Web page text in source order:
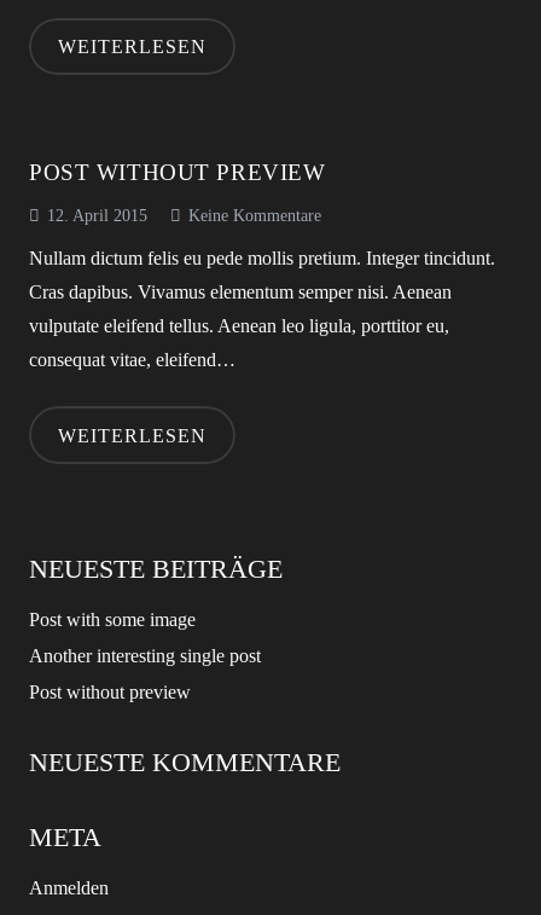
WEITERLESEN
POST WITHOUT PREVIEW
12. April 2015 Keine Kommentare
Nullam dictum felis eu pede mollis pretium. Integer tincidunt.
Cras dapibus. Vivamus elementum semper nisi. Aenean
vulputate eleifend tellus. Aenean leo ligula, porttitor eu,
consequat vitae, eleifend…
WEITERLESEN
NEUESTE BEITRÄGE
Post with some image
Another interesting single post
Post without preview
NEUESTE KOMMENTARE
META
Anmelden